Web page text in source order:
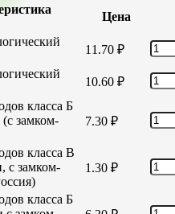
Цена
11.70 ₽
10.60 ₽
класса Б
замком-
7.30 ₽
класса В
с замком-
1.30 ₽
класса Б